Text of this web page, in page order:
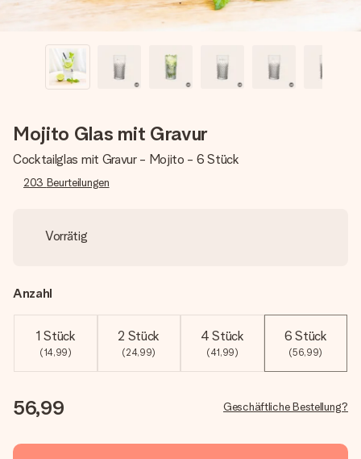
Mojito Glas mit Gravur
Cocktailglas mit Gravur - Mojito - 6 Stück
203 Beurteilungen
Vorrätig
Anzahl
1 Stück
(14,99)
2 Stück
(24,99)
4 Stück
(41,99)
6 Stück
(56,99)
56,99 Geschäftliche Bestellung?